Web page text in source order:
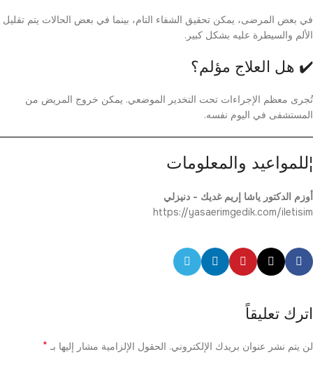
في بعض المرضى، يمكن تحقيق الشفاء التام، بينما في بعض الحالات يتم تقليل
الألم والسيطرة عليه بشكل كبير.
✔️ هل العلاج مؤلم؟
تُجرى معظم الإجراءات تحت التخدير الموضعي. يمكن خروج المريض من
المستشفى في اليوم نفسه.
¦للمواعيد والمعلومات
أوزم الدكتور ياشا إريم غديك - دنيزلي
https://yasaerimgedik.com/iletisim
اترك تعليقاً
لن يتم نشر عنوان بريدك الإلكتروني. الحقول الإلزامية مشار إليها بـ *